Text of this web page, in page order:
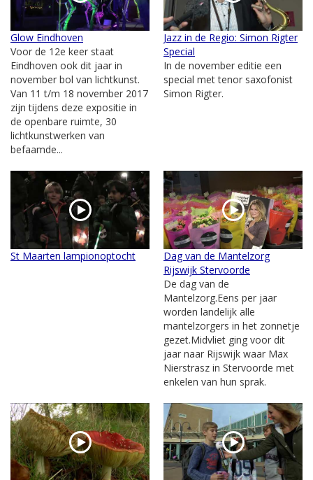
Glow Eindhoven
Voor de 12e keer staat
Eindhoven ook dit jaar in
november bol van lichtkunst.
Van 11 t/m 18 november 2017
zijn tijdens deze expositie in
de openbare ruimte, 30
lichtkunstwerken van
befaamde...
Jazz in de Regio: Simon Rigter
Special
In de november editie een
special met tenor saxofonist
Simon Rigter.
St Maarten lampionoptocht
Dag van de Mantelzorg
Rijswijk Stervoorde
De dag van de
Mantelzorg.Eens per jaar
worden landelijk alle
mantelzorgers in het zonnetje
gezet.Midvliet ging voor dit
jaar naar Rijswijk waar Max
Nierstrasz in Stervoorde met
enkelen van hun sprak.